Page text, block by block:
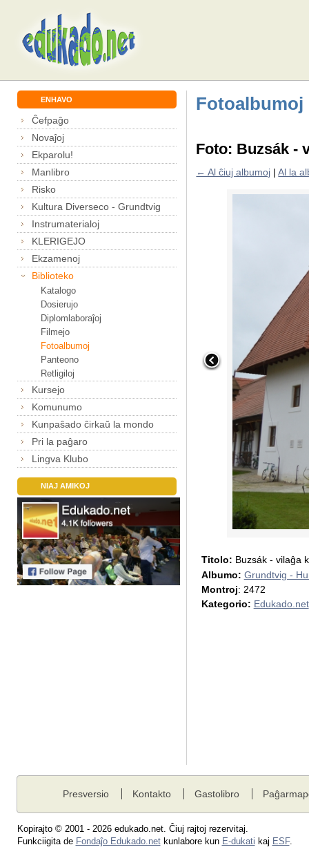
ENHAVO
Ĉefpaĝo
Novaĵoj
Ekparolu!
Manlibro
Risko
Kultura Diverseco - Grundtvig
Instrumaterialoj
KLERIGEJO
Ekzamenoj
Biblioteko
Katalogo
Dosierujo
Diplomlaboraĵoj
Filmejo
Fotoalbumoj
Panteono
Retligiloj
Kursejo
Komunumo
Kunpaŝado ĉirkaŭ la mondo
Pri la paĝaro
Lingva Klubo
NIAJ AMIKOJ
Fotoalbumoj
Foto: Buzsák -
← Al ĉiuj albumoj |Al la
Titolo: Buzsák - vilaĝa
Albumo: Grundtvig -
Montroj: 2472
Kategorio: Edukado.net
Presversio Kontakto Gastolibro
Kopirajto © 2001 - 2026 edukado.net. Ĉiuj rajtoj rezervitaj.
Funkciigita de Fondaĵo Edukado.netkunlabore kun E-dukati kaj ESF.